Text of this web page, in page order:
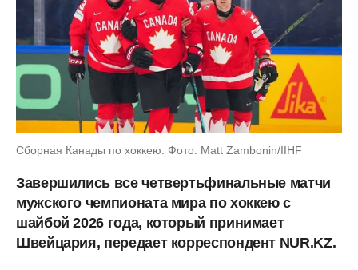
Сборная Канады по хоккею. Фото: Matt Zambonin/IIHF
Завершились все четвертьфинальные матчи
мужского чемпионата мира по хоккею с
шайбой 2026 года, который принимает
Швейцария, передает корреспондент NUR.KZ.